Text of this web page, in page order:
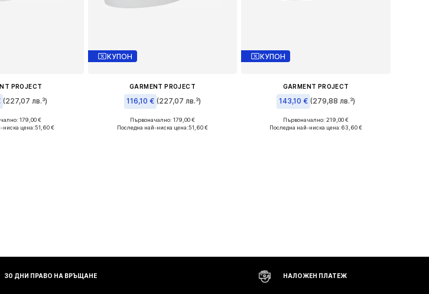
PROJECT
(227,07 лв.³)
размери: 41
179,00 €
ниска цена:51,60 €
КУПОН
GARMENT PROJECT
116,10 € (227,07 лв.³)
Налични размери: 38, 40, 41
Първоначално: 179,00 €
Последна най-ниска цена:51,60 €
КУПОН
GARMENT PROJECT
143,10 € (279,88 лв.³)
Налични размери: 36, 37
Първоначално: 219,00 €
Последна най-ниска цена:63,60 €
30 ДНИ ПРАВО НА ВРЪЩАНЕ НАЛОЖЕН ПЛАТЕЖ